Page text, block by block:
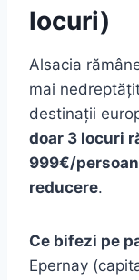
locuri)
Alsacia
mai
destinații
doar 3 locuri
999€/
reducere.
Ce bifezi pe
Epernay